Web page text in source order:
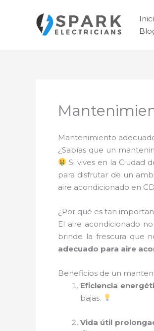
contenido
Mantenimiento
¿Sabías que un
Si vives en la Ciudad
para disfrutar de un
aire acondicionado en
¿Por qué es tan
El aire acondicionado
brinde la frescura que
adecuado para aire
Beneficios de un
Eficiencia
bajas.
Vida útil